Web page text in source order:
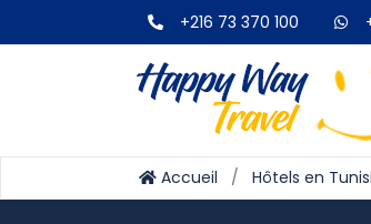
+216 73 370 100
Accueil Hôtels en